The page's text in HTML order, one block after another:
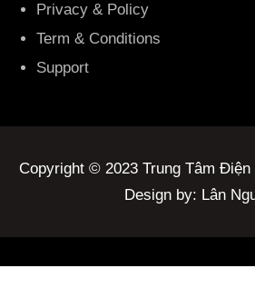
Privacy & Policy
Term & Conditions
Support
Copyright © 2023 Trung Tâm Điện
Design by: Lân